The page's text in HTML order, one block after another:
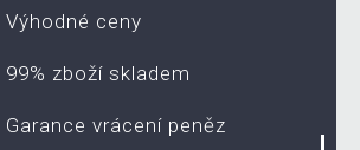
Výhodné ceny
99% zboží skladem
Garance vrácení peněz